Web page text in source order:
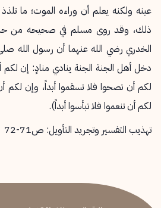
عينه ولكنه يعلم أن وراءه الموت؛ ما
ذلك، وقد روى مسلم في صحيحه من
الخدري رضي الله عنهما أن رسول الله
دخل أهل الجنة الجنة ينادي منادٍ: إن لكم
لكم أن تصحوا فلا تسقموا أبداً، وإن لكم
لكم أن تنعموا فلا تبأسوا أبداً).
تهذيب التفسير وتجريد التأويل: ص71-72